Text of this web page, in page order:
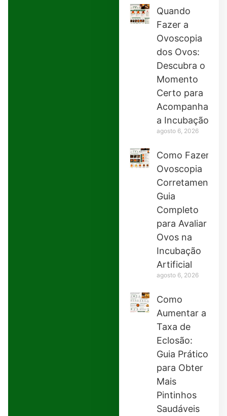
Quando
Fazer a
Ovoscopia
dos Ovos:
Descubra o
Momento
Certo para
Acompanhar
a Incubação
agosto 6, 2026
Como Fazer
Ovoscopia
Corretamente:
Guia
Completo
para Avaliar
Ovos na
Incubação
Artificial
agosto 6, 2026
Como
Aumentar a
Taxa de
Eclosão:
Guia Prático
para Obter
Mais
Pintinhos
Saudáveis